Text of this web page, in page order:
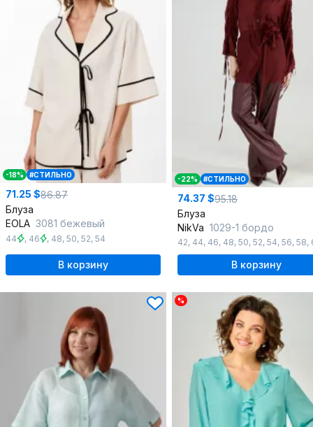
-18% #СТИЛЬНО
71.25 $86.87
Блуза
EOLA 3081 бежевый
44 , 46 , 48, 50, 52, 54
В корзину
-22% #СТИЛЬНО
74.37 $95.18
Блуза
NikVa 1029-1 бордо
42, 44, 46, 48, 50, 52, 54, 56, 58,
В корзину
%